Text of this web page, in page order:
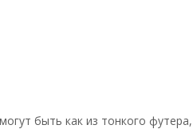
быть как из тонкого